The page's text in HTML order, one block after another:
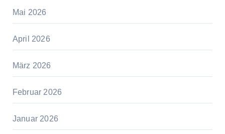
Mai 2026
April 2026
März 2026
Februar 2026
Januar 2026